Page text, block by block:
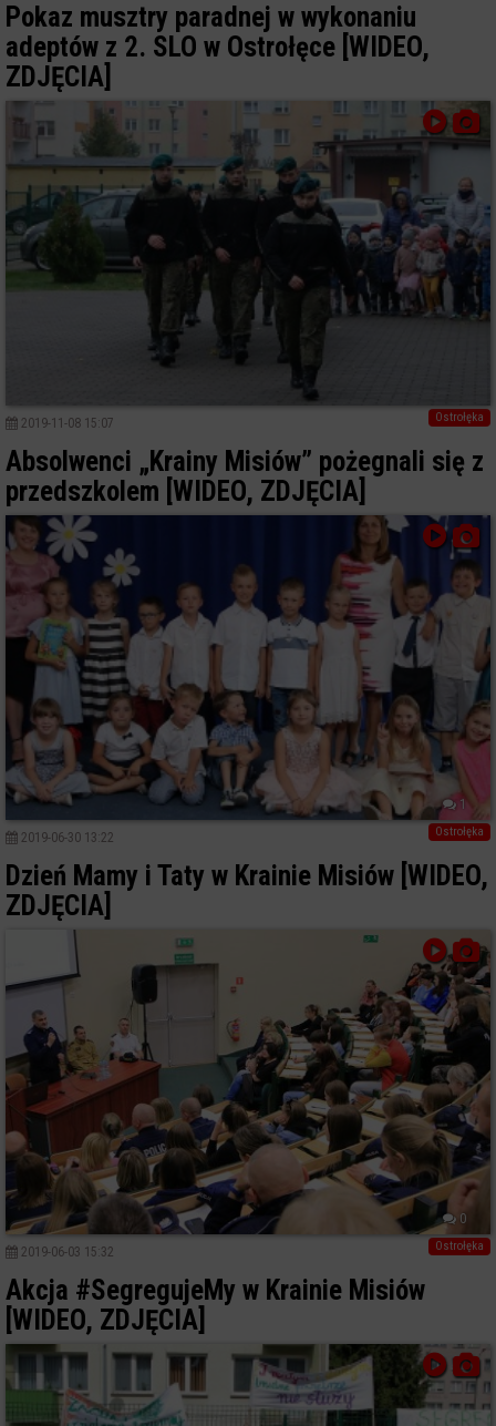
Pokaz musztry paradnej w wykonaniu
adeptów z 2. SLO w Ostrołęce [WIDEO,
ZDJĘCIA]
Ostrołęka
2019-11-08 15:07
Absolwenci „Krainy Misiów” pożegnali się z
przedszkolem [WIDEO, ZDJĘCIA]
1
Ostrołęka
2019-06-30 13:22
Dzień Mamy i Taty w Krainie Misiów [WIDEO,
ZDJĘCIA]
0
Ostrołęka
2019-06-03 15:32
Akcja #SegregujeMy w Krainie Misiów
[WIDEO, ZDJĘCIA]